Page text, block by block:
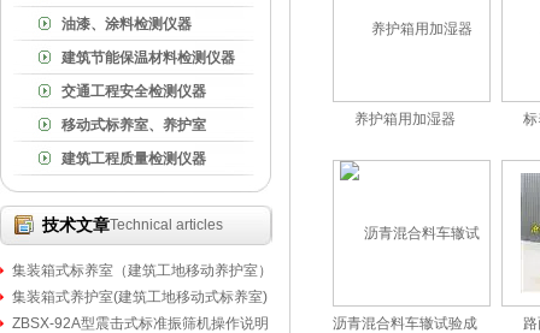
油漆、涂料检测仪器
建筑节能保温材料检测仪器
交通工程安全检测仪器
移动式标养室、养护室
建筑工程质量检测仪器
技术文章Technical articles
集装箱式标养室（建筑工地移动养护室）
集装箱式养护室(建筑工地移动式标养室)
ZBSX-92A型震击式标准振筛机操作说明
养护箱用加湿器
沥青混合料车辙试验成